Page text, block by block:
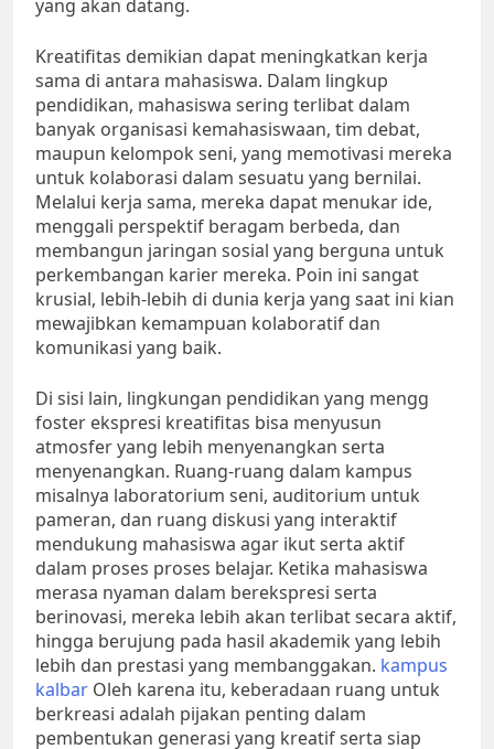
yang akan datang.
Kreatifitas demikian dapat meningkatkan kerja
sama di antara mahasiswa. Dalam lingkup
pendidikan, mahasiswa sering terlibat dalam
banyak organisasi kemahasiswaan, tim debat,
maupun kelompok seni, yang memotivasi mereka
untuk kolaborasi dalam sesuatu yang bernilai.
Melalui kerja sama, mereka dapat menukar ide,
menggali perspektif beragam berbeda, dan
membangun jaringan sosial yang berguna untuk
perkembangan karier mereka. Poin ini sangat
krusial, lebih-lebih di dunia kerja yang saat ini kian
mewajibkan kemampuan kolaboratif dan
komunikasi yang baik.
Di sisi lain, lingkungan pendidikan yang mengg
foster ekspresi kreatifitas bisa menyusun
atmosfer yang lebih menyenangkan serta
menyenangkan. Ruang-ruang dalam kampus
misalnya laboratorium seni, auditorium untuk
pameran, dan ruang diskusi yang interaktif
mendukung mahasiswa agar ikut serta aktif
dalam proses proses belajar. Ketika mahasiswa
merasa nyaman dalam berekspresi serta
berinovasi, mereka lebih akan terlibat secara aktif,
hingga berujung pada hasil akademik yang lebih
lebih dan prestasi yang membanggakan. kampus
kalbar Oleh karena itu, keberadaan ruang untuk
berkreasi adalah pijakan penting dalam
pembentukan generasi yang kreatif serta siap